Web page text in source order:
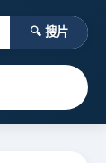
🔍 搜片